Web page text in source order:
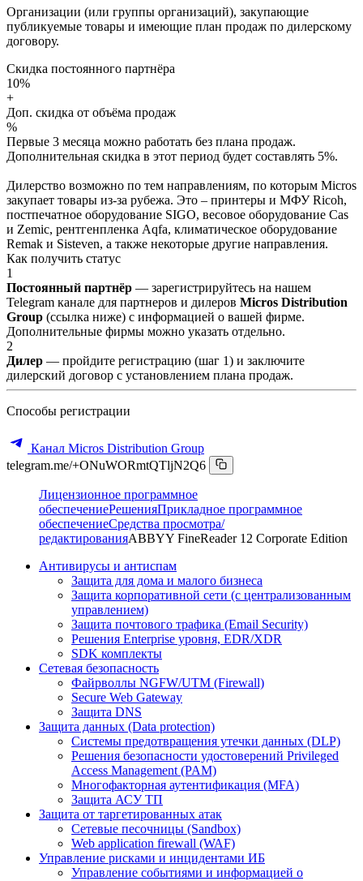
Организации (или группы организаций), закупающие
публикуемые товары и имеющие план продаж по дилерскому
договору.
Скидка постоянного партнёра
10%
+
Доп. скидка от объёма продаж
%
Первые 3 месяца можно работать без плана продаж.
Дополнительная скидка в этот период будет составлять 5%.
Дилерство возможно по тем направлениям, по которым Micros
закупает товары из-за рубежа. Это – принтеры и МФУ Ricoh,
постпечатное оборудование SIGO, весовое оборудование Cas
и Zemic, рентгенпленка Aqfa, климатическое оборудование
Remak и Sisteven, а также некоторые другие направления.
Как получить статус
1
Постоянный партнёр — зарегистрируйтесь на нашем
Telegram канале для партнеров и дилеров Micros Distribution
Group (ссылка ниже) с информацией о вашей фирме.
Дополнительные фирмы можно указать отдельно.
2
Дилер — пройдите регистрацию (шаг 1) и заключите
дилерский договор с установлением плана продаж.
Способы регистрации
Канал Micros Distribution Group
telegram.me/+ONuWORmtQTljN2Q6
Лицензионное программное
обеспечениеРешенияПрикладное программное
обеспечениеСредства просмотра/
редактированияABBYY FineReader 12 Corporate Edition
Антивирусы и антиспам
Защита для дома и малого бизнеса
Защита корпоративной сети (с централизованным
управлением)
Защита почтового трафика (Email Security)
Решения Enterprise уровня, EDR/XDR
SDK комплекты
Сетевая безопасность
Файрволлы NGFW/UTM (Firewall)
Secure Web Gateway
Защита DNS
Защита данных (Data protection)
Системы предотвращения утечки данных (DLP)
Решения безопасности удостоверений Privileged
Access Management (PAM)
Многофакторная аутентификация (MFA)
Защита АСУ ТП
Защита от таргетированных атак
Сетевые песочницы (Sandbox)
Web application firewall (WAF)
Управление рисками и инцидентами ИБ
Управление событиями и информацией о